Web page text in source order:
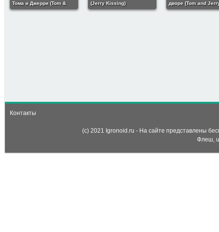
Тома и Джерри (Tom &
Jerry Christmas gifts)
(Jerry Kissing)
дворе (Tom and
backyard ride)
Контакты
(c) 2021 Igronoid.ru - На сайте представлены
Флеш,